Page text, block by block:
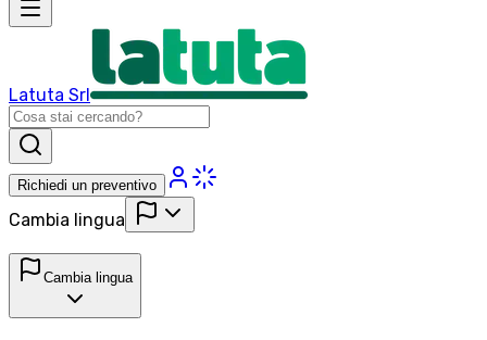
Latuta Srl
Richiedi un preventivo
Cambia lingua
Cambia lingua